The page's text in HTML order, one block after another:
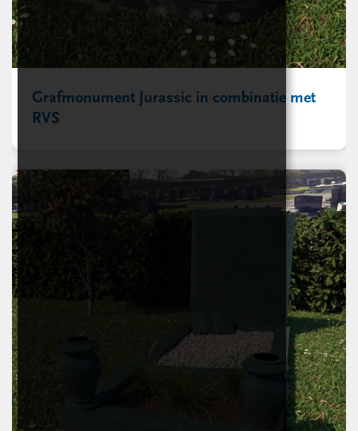
Grafmonument Jurassic in combinatie met
RVS